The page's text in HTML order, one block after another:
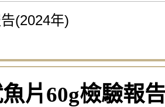
(2024年)
片60g檢驗報